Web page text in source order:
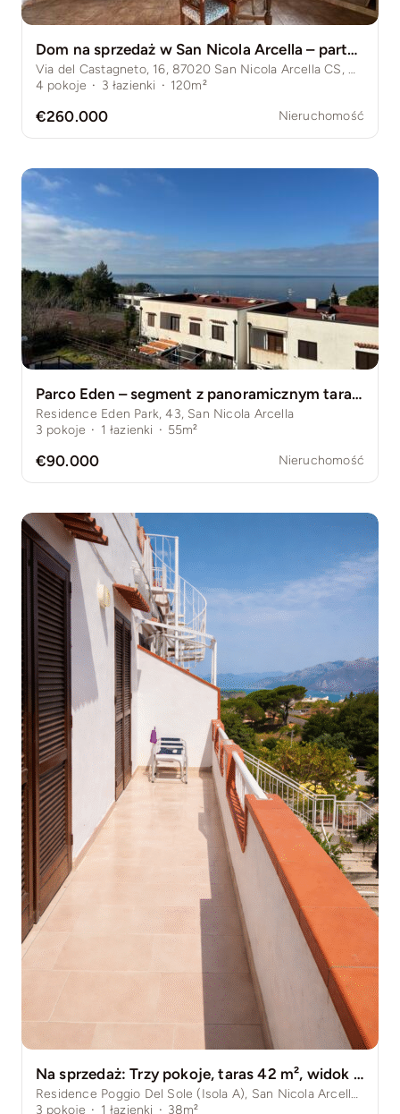
Dom na sprzedaż w San Nicola Arcella – parterowy, z domkiem dla gości i dużą działką
Via del Castagneto, 16, 87020 San Nicola Arcella CS, Włochy
4 pokoje · 3 łazienki · 120m²
€260.000 Nieruchomość
Parco Eden – segment z panoramicznym tarasem i widokiem na morze, blisko Arco Magno, Riwiera dei Cedri, Kalabria
Residence Eden Park, 43, San Nicola Arcella
3 pokoje · 1 łazienki · 55m²
€90.000 Nieruchomość
Na sprzedaż: Trzy pokoje, taras 42 m², widok na morze , miejsce parkingowe – San Nicola Arcella, Kalabria
Residence Poggio Del Sole (Isola A), San Nicola Arcella Prowincja Cosenza, Włochy
3 pokoje · 1 łazienki · 38m²